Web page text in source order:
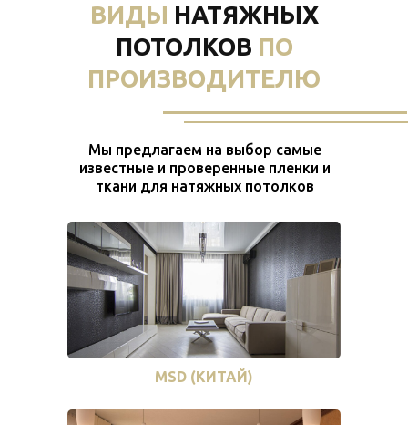
ВИДЫ НАТЯЖНЫХ
ПОТОЛКОВ ПО
ПРОИЗВОДИТЕЛЮ
MSD (КИТАЙ)
Мы предлагаем на выбор самые
известные и проверенные пленки и
ткани для натяжных потолков